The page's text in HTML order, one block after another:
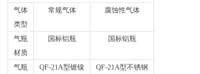
气体
类型
常规气体 腐蚀性气体
气瓶
材质
国标铝瓶 国标铝瓶
气瓶
QF-21A型镀镍
QF-21A型不锈钢